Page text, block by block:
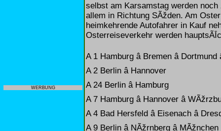
WERBUNG
selbst am Karsamstag werden
allem in Richtung SÃžden. Am
heimkehrende Autofahrer in Kauf
Osterreiseverkehr werden
A 1 Hamburg â Bremen â Dortmund
A 2 Berlin â Hannover
A 24 Berlin â Hamburg
A 7 Hamburg â Hannover â
A 4 Bad Hersfeld â Eisenach â
A 9 Berlin â NÃžrnberg â MÃžnchen